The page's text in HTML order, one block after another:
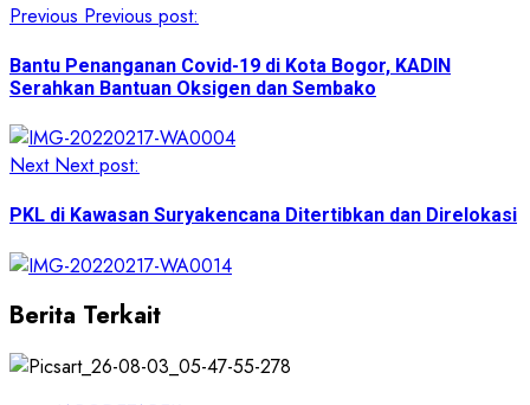
Previous Previous post:
Bantu Penanganan Covid-19 di Kota Bogor, KADIN
Serahkan Bantuan Oksigen dan Sembako
Next Next post:
PKL di Kawasan Suryakencana Ditertibkan dan Direlokasi
Berita Terkait